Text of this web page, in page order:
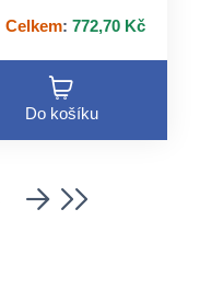
Celkem: 772,70 Kč
Do košíku